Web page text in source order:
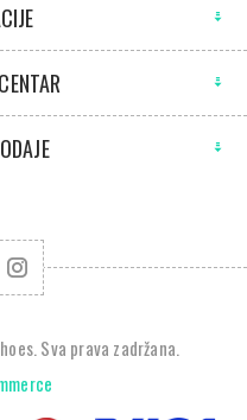
Sva prava zadržana.